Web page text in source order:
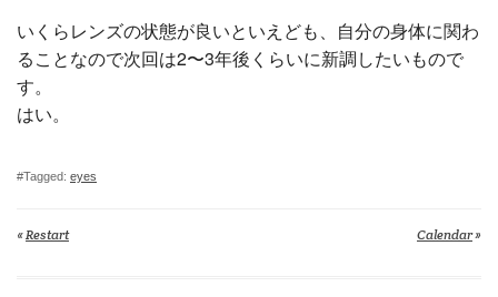
いくらレンズの状態が良いといえども、自分の身体に関わ
ることなので次回は2〜3年後くらいに新調したいもので
す。
はい。
#Tagged: eyes
«Restart Calendar»